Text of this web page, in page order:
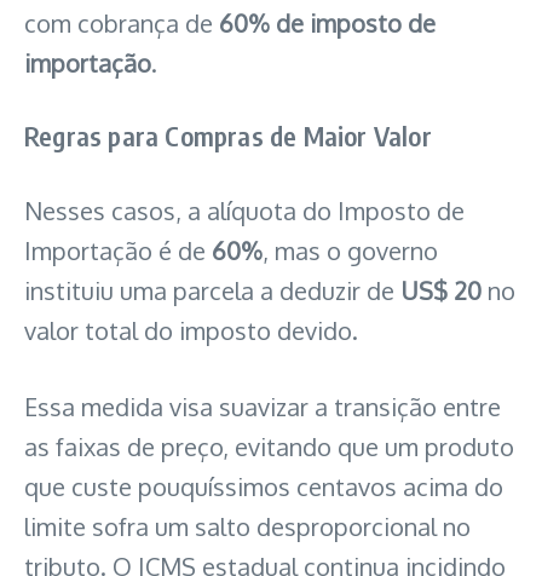
com cobrança de 60% de imposto de
importação.
Regras para Compras de Maior Valor
Nesses casos, a alíquota do Imposto de
Importação é de 60%, mas o governo
instituiu uma parcela a deduzir de US$ 20 no
valor total do imposto devido.
Essa medida visa suavizar a transição entre
as faixas de preço, evitando que um produto
que custe pouquíssimos centavos acima do
limite sofra um salto desproporcional no
tributo. O ICMS estadual continua incidindo